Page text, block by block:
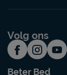
Volg ons
Beter Bed